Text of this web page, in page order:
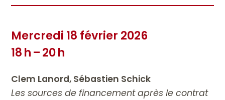
Mercredi 18 février 2026
18 h – 20 h
Clem Lanord, Sébastien Schick
Les sources de financement après le contrat